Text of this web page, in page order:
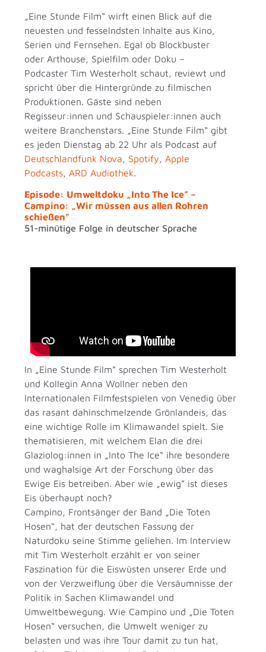
„Eine Stunde Film“ wirft einen Blick auf die
neuesten und fesselndsten Inhalte aus Kino,
Serien und Fernsehen. Egal ob Blockbuster
oder Arthouse, Spielfilm oder Doku –
Podcaster Tim Westerholt schaut, reviewt und
spricht über die Hintergründe zu filmischen
Produktionen. Gäste sind neben
Regisseur:innen und Schauspieler:innen auch
weitere Branchenstars. „Eine Stunde Film“ gibt
es jeden Dienstag ab 22 Uhr als Podcast auf
Deutschlandfunk Nova, Spotify,Apple
Podcasts,ARD Audiothek.
Episode: Umweltdoku „Into The Ice” –
Campino: „Wir müssen aus allen Rohren
schießen”
51-minütige Folge in deutscher Sprache
In „Eine Stunde Film“ sprechen Tim Westerholt
und Kollegin Anna Wollner neben den
Internationalen Filmfestspielen von Venedig über
das rasant dahinschmelzende Grönlandeis, das
eine wichtige Rolle im Klimawandel spielt. Sie
thematisieren, mit welchem Elan die drei
Glaziolog:innen in „Into The Ice“ ihre besondere
und waghalsige Art der Forschung über das
Ewige Eis betreiben. Aber wie „ewig” ist dieses
Eis überhaupt noch?
Campino, Frontsänger der Band „Die Toten
Hosen“, hat der deutschen Fassung der
Naturdoku seine Stimme geliehen. Im Interview
mit Tim Westerholt erzählt er von seiner
Faszination für die Eiswüsten unserer Erde und
von der Verzweiflung über die Versäumnisse der
Politik in Sachen Klimawandel und
Umweltbewegung. Wie Campino und „Die Toten
Hosen“ versuchen, die Umwelt weniger zu
belasten und was ihre Tour damit zu tun hat,